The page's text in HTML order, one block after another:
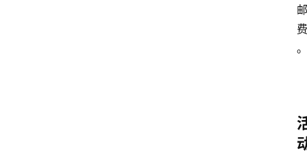
邮
费
。